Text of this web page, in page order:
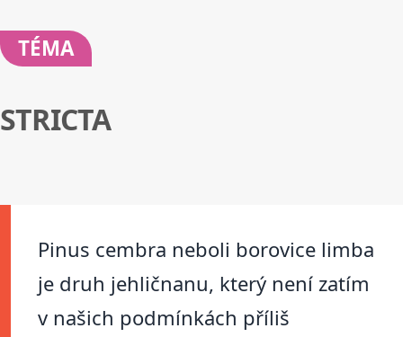
TÉMA
STRICTA
Pinus cembra neboli borovice limba
je druh jehličnanu, který není zatím
v našich podmínkách příliš